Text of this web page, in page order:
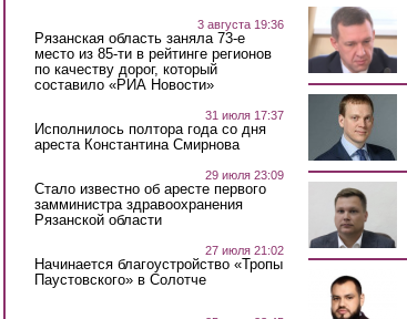
3 августа 19:36
Рязанская область заняла 73-е
место из 85-ти в рейтинге регионов
по качеству дорог, который
составило «РИА Новости»
31 июля 17:37
Исполнилось полтора года со дня
ареста Константина Смирнова
29 июля 23:09
Стало известно об аресте первого
замминистра здравоохранения
Рязанской области
27 июля 21:02
Начинается благоустройство «Тропы
Паустовского» в Солотче